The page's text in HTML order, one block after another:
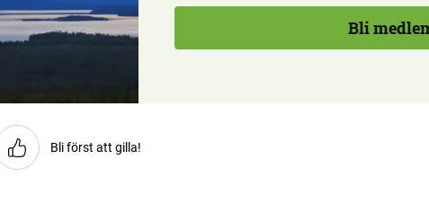
Bli
Bli först att gilla!